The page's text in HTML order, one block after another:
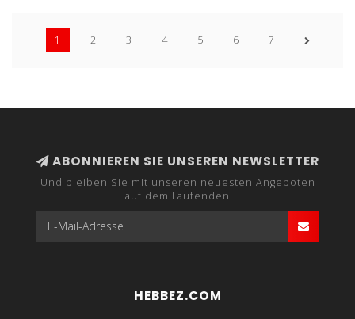
1 2 3 4 5 6 7
ABONNIEREN SIE UNSEREN NEWSLETTER
Und bleiben Sie mit unseren neuesten Angeboten
auf dem Laufenden
HEBBEZ.COM